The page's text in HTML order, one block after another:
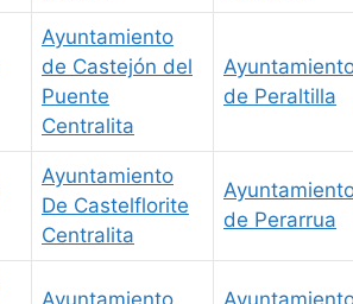
Ayuntamiento
de Castejón del
Puente
Centralita
de Peraltilla
Ayuntamiento
De Castelflorite
Centralita
de Perarrua
Ayuntamiento